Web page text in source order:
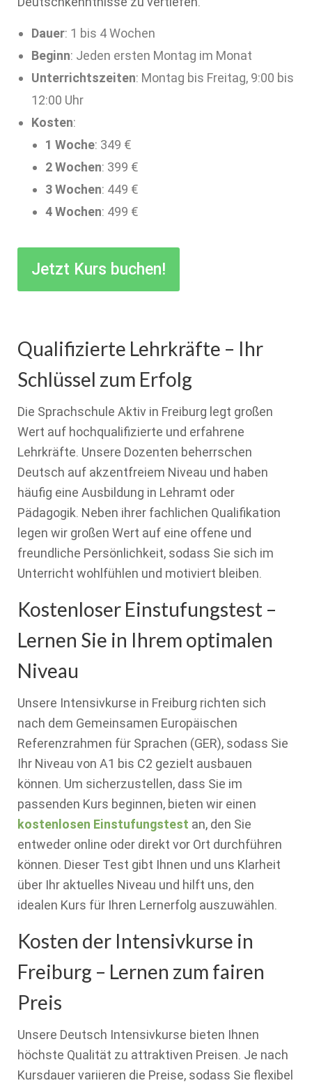
Dauer: 1 bis 4 Wochen
Beginn: Jeden ersten Montag im Monat
Unterrichtszeiten: Montag bis Freitag, 9:00 bis
12:00 Uhr
Kosten:
1 Woche: 349 €
2 Wochen: 399 €
3 Wochen: 449 €
4 Wochen: 499 €
Jetzt Kurs buchen!
Qualifizierte Lehrkräfte – Ihr
Schlüssel zum Erfolg
Die Sprachschule Aktiv in Freiburg legt großen
Wert auf hochqualifizierte und erfahrene
Lehrkräfte. Unsere Dozenten beherrschen
Deutsch auf akzentfreiem Niveau und haben
häufig eine Ausbildung in Lehramt oder
Pädagogik. Neben ihrer fachlichen Qualifikation
legen wir großen Wert auf eine offene und
freundliche Persönlichkeit, sodass Sie sich im
Unterricht wohlfühlen und motiviert bleiben.
Kostenloser Einstufungstest –
Lernen Sie in Ihrem optimalen
Niveau
Unsere Intensivkurse in Freiburg richten sich
nach dem Gemeinsamen Europäischen
Referenzrahmen für Sprachen (GER), sodass Sie
Ihr Niveau von A1 bis C2 gezielt ausbauen
können. Um sicherzustellen, dass Sie im
passenden Kurs beginnen, bieten wir einen
kostenlosen Einstufungstest an, den Sie
entweder online oder direkt vor Ort durchführen
können. Dieser Test gibt Ihnen und uns Klarheit
über Ihr aktuelles Niveau und hilft uns, den
idealen Kurs für Ihren Lernerfolg auszuwählen.
Kosten der Intensivkurse in
Freiburg – Lernen zum fairen
Preis
Unsere Deutsch Intensivkurse bieten Ihnen
höchste Qualität zu attraktiven Preisen. Je nach
Kursdauer variieren die Preise, sodass Sie flexibel